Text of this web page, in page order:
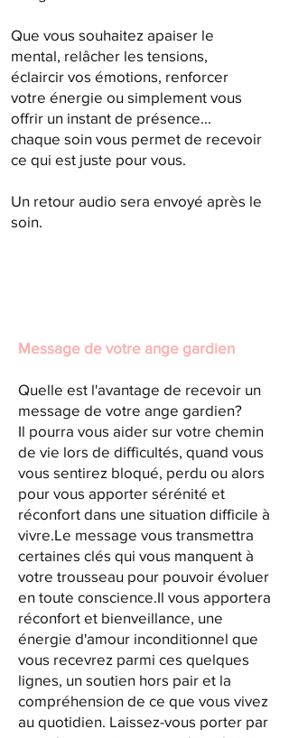
Que vous souhaitez apaiser le
mental, relâcher les tensions,
éclaircir vos émotions, renforcer
votre énergie ou simplement vous
offrir un instant de présence...
chaque soin vous permet de recevoir
ce qui est juste pour vous.
Un retour audio sera envoyé après le
soin.
Message de votre ange gardien
Quelle est l'avantage de recevoir un
message de votre ange gardien?
Il pourra vous aider sur votre chemin
de vie lors de difficultés, quand vous
vous sentirez bloqué, perdu ou alors
pour vous apporter sérénité et
réconfort dans une situation difficile à
vivre.Le message vous transmettra
certaines clés qui vous manquent à
votre trousseau pour pouvoir évoluer
en toute conscience.Il vous apportera
réconfort et bienveillance, une
énergie d'amour inconditionnel que
vous recevrez parmi ces quelques
lignes, un soutien hors pair et la
compréhension de ce que vous vivez
au quotidien. Laissez-vous porter par